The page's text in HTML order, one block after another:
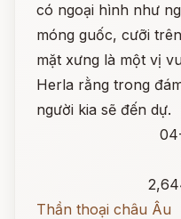
có ngoại hình như
móng guốc, cưỡi
mặt xưng là một vị
Herla rằng trong
người kia sẽ đến dự.
Thần thoại châu Âu